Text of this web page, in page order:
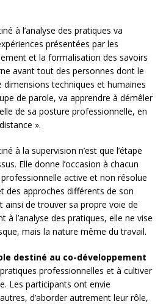
à l’analyse des pratiques va
présentées par les
et la formalisation des savoirs
avant tout des personnes dont le
dimensions techniques et humaines
de parole, va apprendre à démêler
de sa posture professionnelle, en
».
à la supervision n’est que l’étape
Elle donne l’occasion à chacun
active et non résolue
des approches différents de son
de trouver sa propre voie de
à l’analyse des pratiques, elle ne vise
mais la nature même du travail.
destiné au co-développement
professionnelles et à cultiver
Les participants ont envie
d’aborder autrement leur rôle,